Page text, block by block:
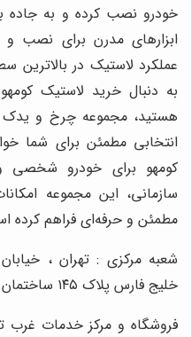
خودرو نصب کرده و به جاده
ابزارهای مدرن برای نصب و
عملکرد لاستیک در
به دنبال خرید لاستیک
هستید، مجموعه چرخ و یدک
انتخابی مطمئن برای شما
کومهو برای خودرو شخصی
سازمانی، این مجموعه
مطمئن و حرفه‌ای فراهم کرده
شعبه مرکزی : تهران ،
خلیج فارس پلاک ۱۴۵ ساختمان چرخ و یدک.
فروشگاه و مرکز خدمات غرب